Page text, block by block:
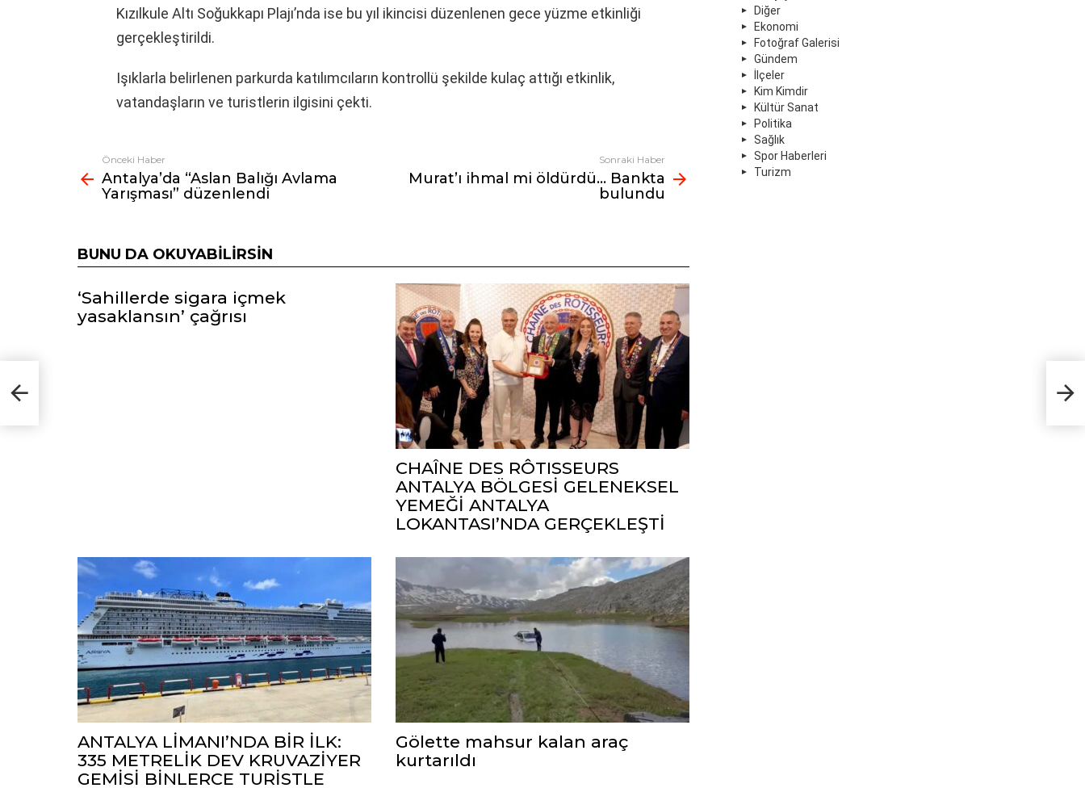
Kızılkule Altı Soğukkapı Plajı’nda ise bu yıl ikincisi düzenlenen gece yüzme etkinliği
gerçekleştirildi.
Işıklarla belirlenen parkurda katılımcıların kontrollü şekilde kulaç attığı etkinlik,
vatandaşların ve turistlerin ilgisini çekti.
Fazlasına
bak
Önceki Haber
Antalya’da “Aslan Balığı Avlama
Yarışması” düzenlendi
Sonraki Haber
Murat’ı ihmal mi öldürdü… Bankta
bulundu
BUNU DA OKUYABILIRSIN
‘Sahillerde sigara içmek
yasaklansın’ çağrısı
CHAÎNE DES RÔTISSEURS
ANTALYA BÖLGESİ GELENEKSEL
YEMEĞİ ANTALYA
LOKANTASI’NDA GERÇEKLEŞTİ
ANTALYA LİMANI’NDA BİR İLK:
335 METRELİK DEV KRUVAZİYER
GEMİSİ BİNLERCE TURİSTLE
Gölette mahsur kalan araç
kurtarıldı
Diğer
Ekonomi
Fotoğraf Galerisi
Gündem
İlçeler
Kim Kimdir
Kültür Sanat
Politika
Sağlık
Spor Haberleri
Turizm